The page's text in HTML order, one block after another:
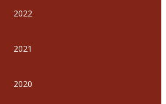
2022
2021
2020